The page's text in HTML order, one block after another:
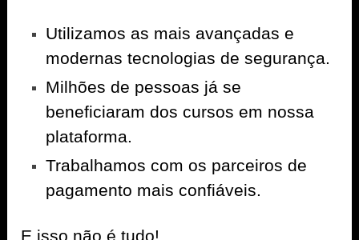
Utilizamos as mais avançadas e
modernas tecnologias de segurança.
Milhões de pessoas já se
beneficiaram dos cursos em nossa
plataforma.
Trabalhamos com os parceiros de
pagamento mais confiáveis.
E isso não é tudo!